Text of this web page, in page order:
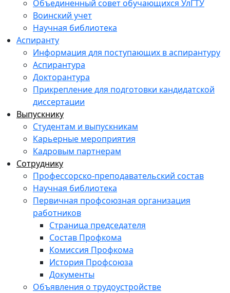
Объединенный совет обучающихся УлГТУ
Воинский учет
Научная библиотека
Аспиранту
Информация для поступающих в аспирантуру
Аспирантура
Докторантура
Прикрепление для подготовки кандидатской
диссертации
Выпускнику
Студентам и выпускникам
Карьерные мероприятия
Кадровым партнерам
Сотруднику
Профессорско-преподавательский состав
Научная библиотека
Первичная профсоюзная организация
работников
Страница председателя
Состав Профкома
Комиссия Профкома
История Профсоюза
Документы
Объявления о трудоустройстве